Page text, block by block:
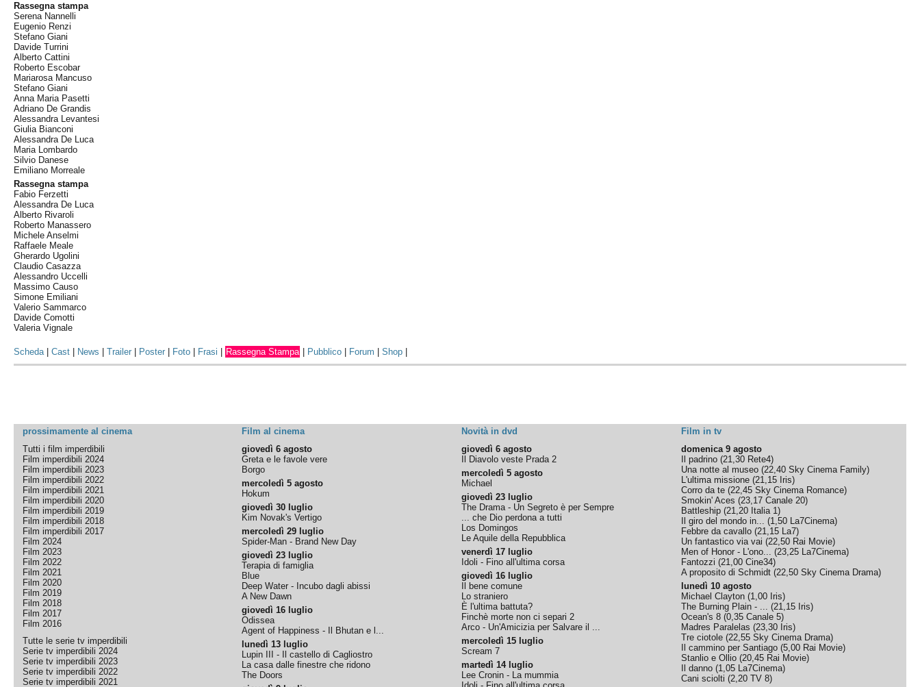
Rassegna stampa
Serena Nannelli
Eugenio Renzi
Stefano Giani
Davide Turrini
Alberto Cattini
Roberto Escobar
Mariarosa Mancuso
Stefano Giani
Anna Maria Pasetti
Adriano De Grandis
Alessandra Levantesi
Giulia Bianconi
Alessandra De Luca
Maria Lombardo
Silvio Danese
Emiliano Morreale
Rassegna stampa
Fabio Ferzetti
Alessandra De Luca
Alberto Rivaroli
Roberto Manassero
Michele Anselmi
Raffaele Meale
Gherardo Ugolini
Claudio Casazza
Alessandro Uccelli
Massimo Causo
Simone Emiliani
Valerio Sammarco
Davide Comotti
Valeria Vignale
Scheda|Cast News |Trailer Poster Foto Frasi Rassegna Stampa Pubblico Forum |Shop
prossimamente al cinema Film al cinema Novità in dvd
Film in tv
Tutti i film imperdibili
Film imperdibili 2024
Film imperdibili 2023
Film imperdibili 2022
Film imperdibili 2021
Film imperdibili 2020
Film imperdibili 2019
Film imperdibili 2018
Film imperdibili 2017
Film 2024
Film 2023
Film 2022
Film 2021
Film 2020
Film 2019
Film 2018
Film 2017
Film 2016
Tutte le serie tv imperdibili
Serie tv imperdibili 2024
Serie tv imperdibili 2023
Serie tv imperdibili 2022
Serie tv imperdibili 2021
giovedì 6 agosto
Greta e le favole vere
Borgo
mercoledì 5 agosto
Hokum
giovedì 30 luglio
Kim Novak's Vertigo
mercoledì 29 luglio
Spider-Man - Brand New Day
giovedì 23 luglio
Terapia di famiglia
Blue
Deep Water - Incubo dagli abissi
A New Dawn
giovedì 16 luglio
Odissea
Agent of Happiness - Il Bhutan e l...
lunedì 13 luglio
Lupin III - Il castello di Cagliostro
La casa dalle finestre che ridono
The Doors
giovedì 6 agosto
Il Diavolo veste Prada 2
mercoledì 5 agosto
Michael
giovedì 23 luglio
The Drama - Un Segreto è per Sempre
... che Dio perdona a tutti
Los Domingos
Le Aquile della Repubblica
venerdì 17 luglio
Idoli - Fino all'ultima corsa
giovedì 16 luglio
Il bene comune
Lo straniero
È l'ultima battuta?
Finchè morte non ci separi 2
Arco - Un'Amicizia per Salvare il ...
mercoledì 15 luglio
Scream 7
martedì 14 luglio
Lee Cronin - La mummia
domenica 9 agosto
Il padrino (21,30 Rete4)
Una notte al museo (22,40 Sky Cinema Family)
L'ultima missione (21,15 Iris)
Corro da te (22,45 Sky Cinema Romance)
Smokin' Aces (23,17 Canale 20)
Battleship (21,20 Italia 1)
Il giro del mondo in... (1,50 La7Cinema)
Febbre da cavallo (21,15 La7)
Un fantastico via vai (22,50 Rai Movie)
Men of Honor - L'ono... (23,25 La7Cinema)
Fantozzi (21,00 Cine34)
A proposito di Schmidt (22,50 Sky Cinema Drama)
lunedì 10 agosto
Michael Clayton (1,00 Iris)
The Burning Plain - ... (21,15 Iris)
Ocean's 8 (0,35 Canale 5)
Madres Paralelas (23,30 Iris)
Tre ciotole (22,55 Sky Cinema Drama)
Il cammino per Santiago (5,00 Rai Movie)
Stanlio e Ollio (20,45 Rai Movie)
Il danno (1,05 La7Cinema)
Cani sciolti (2,20 TV 8)